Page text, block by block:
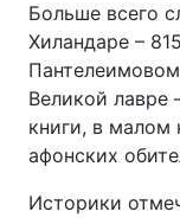
Больше всего
Хиландаре –
Великой лавре
книги, в малом
афонских
Историки